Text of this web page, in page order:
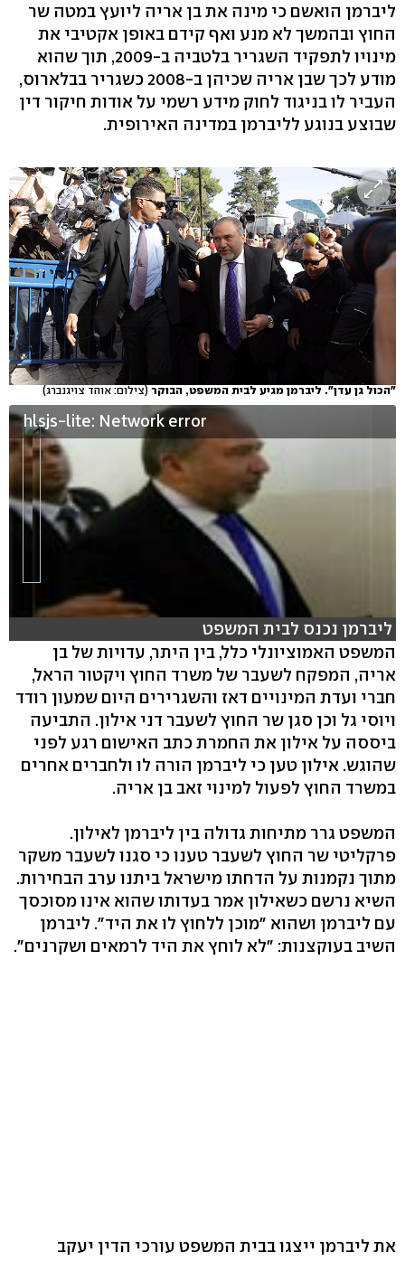
ליברמן הואשם כי מינה את בן אריה ליועץ במטה שר
החוץ ובהמשך לא מנע ואף קידם באופן אקטיבי את
מינויו לתפקיד השגריר בלטביה ב-2009, תוך שהוא
מודע לכך שבן אריה שכיהן ב-2008 כשגריר בבלארוס,
העביר לו בניגוד לחוק מידע רשמי על אודות חיקור דין
שבוצע בנוגע לליברמן במדינה האירופית.
"הכול גן עדן". ליברמן מגיע לבית המשפט, הבוקר (צילום: אוהד צויגנברג)
hlsjs-lite: Network error
ליברמן נכנס לבית המשפט
המשפט האמוציונלי כלל, בין היתר, עדויות של בן
אריה, המפקח לשעבר של משרד החוץ ויקטור הראל,
חברי ועדת המינויים דאז והשגרירים היום שמעון רודד
ויוסי גל וכן סגן שר החוץ לשעבר דני אילון. התביעה
ביססה על אילון את החמרת כתב האישום רגע לפני
שהוגש. אילון טען כי ליברמן הורה לו ולחברים אחרים
במשרד החוץ לפעול למינוי זאב בן אריה.
המשפט גרר מתיחות גדולה בין ליברמן לאילון.
פרקליטי שר החוץ לשעבר טענו כי סגנו לשעבר משקר
מתוך נקמנות על הדחתו מישראל ביתנו ערב הבחירות.
השיא נרשם כשאילון אמר בעדותו שהוא אינו מסוכסך
עם ליברמן ושהוא "מוכן ללחוץ לו את היד". ליברמן
השיב בעוקצנות: "לא לוחץ את היד לרמאים ושקרנים".
את ליברמן ייצגו בבית המשפט עורכי הדין יעקב